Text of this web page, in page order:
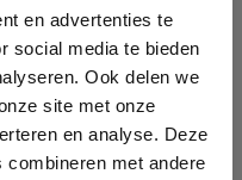
en advertenties te
social media te bieden
Ook delen we
site met onze
en analyse. Deze
combineren met andere
details